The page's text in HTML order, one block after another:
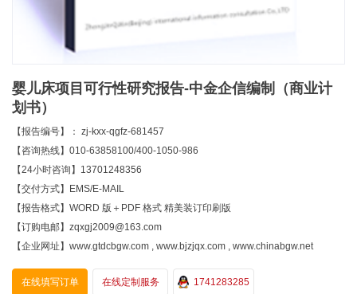
婴儿床项目可行性研究报告-中金企信编制（商业计
划书）
【报告编号】： zj-kxx-qgfz-681457
【咨询热线】010-63858100/400-1050-986
【24小时咨询】13701248356
【交付方式】EMS/E-MAIL
【报告格式】WORD 版＋PDF 格式 精美装订印刷版
【订购电邮】zqxgj2009@163.com
【企业网址】www.gtdcbgw.com , www.bjzjqx.com , www.chinabgw.net
在线填写订单 在线定制服务 1741283285